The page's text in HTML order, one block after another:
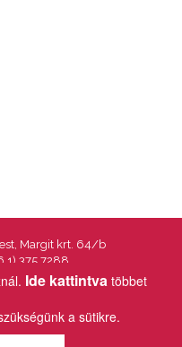
Ide kattintva többet
a sütikre.
Margit krt. 64/b
1) 375 7288
1) 202 7145